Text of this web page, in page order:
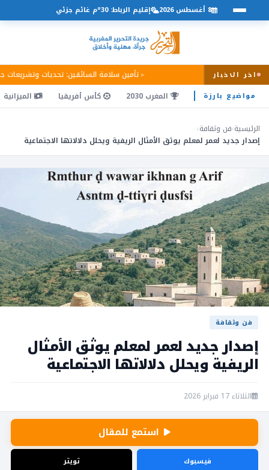
اخر الاخبار تأمين سلامة السائقين: تحديات وتشريعات
8 أغسطس 2026 إقليم الرباط: 30°م غائم جزئي
مواضيع بارزة المغرب 2030 كأس أفريقيا الميزانية
الرئيسية›فن وثقافة›
إصدار جديد لعمر لمعلم يوثق الأمثال الريفية ويحلل دلالاتها الاجتماعية
فن وثقافة
إصدار جديد لعمر لمعلم يوثق الأمثال
الريفية ويحلل دلالاتها الاجتماعية
الثلاثاء 17 فبراير 2026
استمع للمقال
فيسبوك تويتر